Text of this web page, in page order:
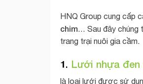
HNQ Group cung cấp
chim… Sau đây chúng
trang trại nuôi gia cầm.
1. Lưới nhựa đen
là loại lưới được sử